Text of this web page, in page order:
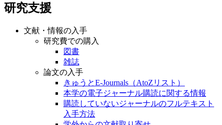
研究支援
文献・情報の入手
研究費での購入
図書
雑誌
論文の入手
きゅうとE-Journals（AtoZリスト）
本学の電子ジャーナル購読に関する情報
購読していないジャーナルのフルテキスト
入手方法